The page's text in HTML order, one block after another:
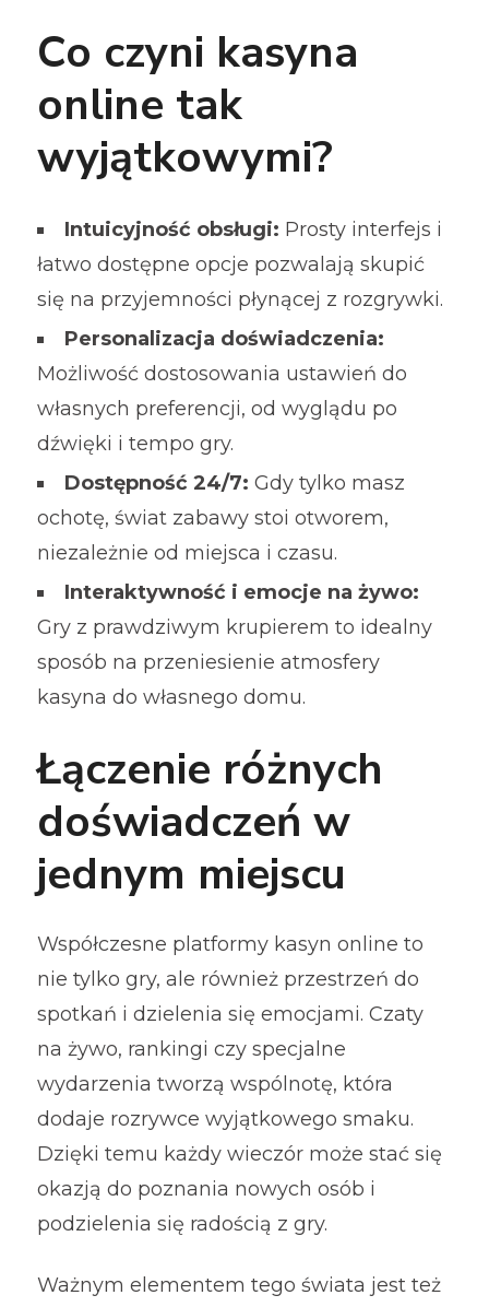
Co czyni kasyna
online tak
wyjątkowymi?
Intuicyjność obsługi: Prosty interfejs i
łatwo dostępne opcje pozwalają skupić
się na przyjemności płynącej z rozgrywki.
Personalizacja doświadczenia:
Możliwość dostosowania ustawień do
własnych preferencji, od wyglądu po
dźwięki i tempo gry.
Dostępność 24/7: Gdy tylko masz
ochotę, świat zabawy stoi otworem,
niezależnie od miejsca i czasu.
Interaktywność i emocje na żywo:
Gry z prawdziwym krupierem to idealny
sposób na przeniesienie atmosfery
kasyna do własnego domu.
Łączenie różnych
doświadczeń w
jednym miejscu
Współczesne platformy kasyn online to
nie tylko gry, ale również przestrzeń do
spotkań i dzielenia się emocjami. Czaty
na żywo, rankingi czy specjalne
wydarzenia tworzą wspólnotę, która
dodaje rozrywce wyjątkowego smaku.
Dzięki temu każdy wieczór może stać się
okazją do poznania nowych osób i
podzielenia się radością z gry.
Ważnym elementem tego świata jest też